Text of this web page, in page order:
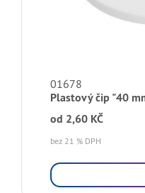
01678
Plastový čip "40
od 2,60 KČ
bez 21 % DPH